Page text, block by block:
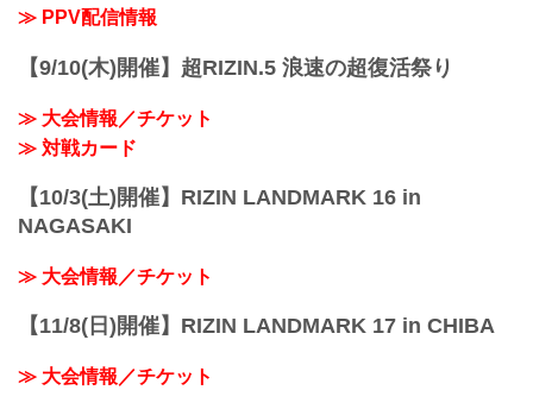
PPV販売スケジ...
≫ PPV配信情報
【9/10(木)開催】超RIZIN.5 浪速の超復活祭り
≫ 大会情報／チケット
≫ 対戦カード
【10/3(土)開催】RIZIN LANDMARK 16 in
NAGASAKI
≫ 大会情報／チケット
【11/8(日)開催】RIZIN LANDMARK 17 in CHIBA
≫ 大会情報／チケット